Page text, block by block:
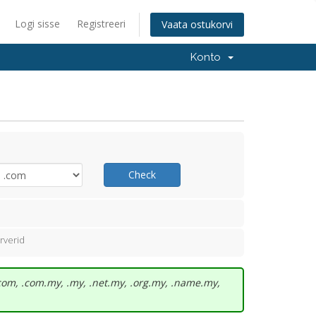
Logi sisse Registreeri Vaata ostukorvi
Konto
Check
.com.my, .my, .net.my, .org.my, .name.my,